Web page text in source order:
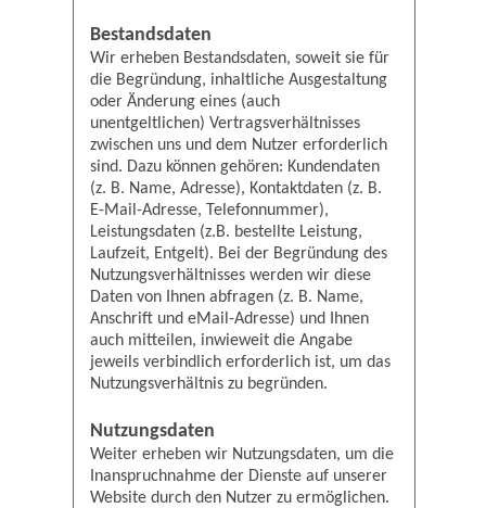
Bestandsdaten
Wir erheben Bestandsdaten, soweit sie für
die Begründung, inhaltliche Ausgestaltung
oder Änderung eines (auch
unentgeltlichen) Vertragsverhältnisses
zwischen uns und dem Nutzer erforderlich
sind. Dazu können gehören: Kundendaten
(z. B. Name, Adresse), Kontaktdaten (z. B.
E-Mail-Adresse, Telefonnummer),
Leistungsdaten (z.B. bestellte Leistung,
Laufzeit, Entgelt). Bei der Begründung des
Nutzungsverhältnisses werden wir diese
Daten von Ihnen abfragen (z. B. Name,
Anschrift und eMail-Adresse) und Ihnen
auch mitteilen, inwieweit die Angabe
jeweils verbindlich erforderlich ist, um das
Nutzungsverhältnis zu begründen.
Nutzungsdaten
Weiter erheben wir Nutzungsdaten, um die
Inanspruchnahme der Dienste auf unserer
Website durch den Nutzer zu ermöglichen.